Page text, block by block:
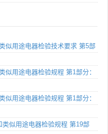
似用途电器检验技术要求 第5部
用途电器检验规程 第1部分：
用途电器检验规程 第1部分：
似用途电器检验规程 第19部